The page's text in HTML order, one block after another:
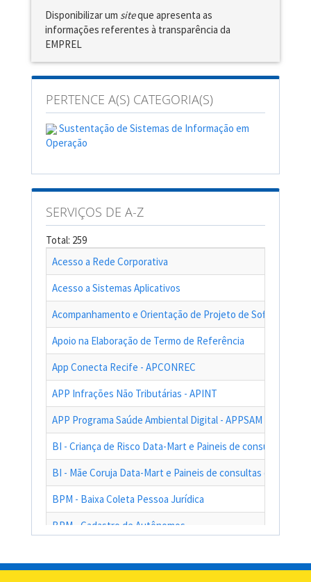
Disponibilizar um siteque apresenta as
informações referentes à transparência da
EMPREL
PERTENCE A(S) CATEGORIA(S)
Sustentação de Sistemas de Informação em
Operação
SERVIÇOS DE A-Z
Total: 259
Acesso a Rede Corporativa
Acesso a Sistemas Aplicativos
Acompanhamento e Orientação de Projeto de Software
Apoio na Elaboração de Termo de Referência
App Conecta Recife - APCONREC
APP Infrações Não Tributárias - APINT
APP Programa Saúde Ambiental Digital - APPSAM
BI - Criança de Risco Data-Mart e Paineis de consultas das
BI - Mãe Coruja Data-Mart e Paineis de consultas das
BPM - Baixa Coleta Pessoa Jurídica
BPM - Cadastro de Autônomos